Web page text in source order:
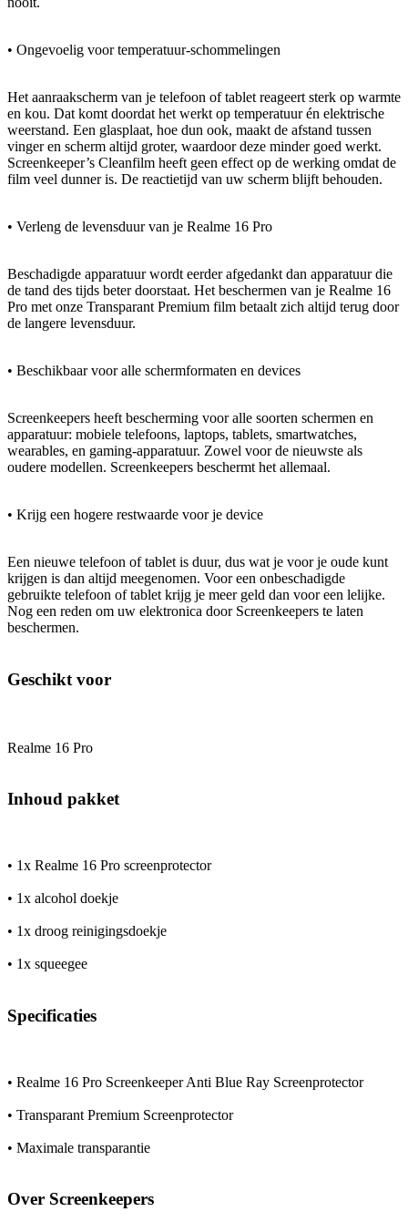
• Ongevoelig voor temperatuur-schommelingen
Het aanraakscherm van je telefoon of tablet reageert sterk op warmte
en kou. Dat komt doordat het werkt op temperatuur én elektrische
weerstand. Een glasplaat, hoe dun ook, maakt de afstand tussen
vinger en scherm altijd groter, waardoor deze minder goed werkt.
Screenkeeper’s Cleanfilm heeft geen effect op de werking omdat de
film veel dunner is. De reactietijd van uw scherm blijft behouden.
• Verleng de levensduur van je Realme 16 Pro
Beschadigde apparatuur wordt eerder afgedankt dan apparatuur die
de tand des tijds beter doorstaat. Het beschermen van je Realme 16
Pro met onze Transparant Premium film betaalt zich altijd terug door
de langere levensduur.
• Beschikbaar voor alle schermformaten en devices
Screenkeepers heeft bescherming voor alle soorten schermen en
apparatuur: mobiele telefoons, laptops, tablets, smartwatches,
wearables, en gaming-apparatuur. Zowel voor de nieuwste als
oudere modellen. Screenkeepers beschermt het allemaal.
• Krijg een hogere restwaarde voor je device
Een nieuwe telefoon of tablet is duur, dus wat je voor je oude kunt
krijgen is dan altijd meegenomen. Voor een onbeschadigde
gebruikte telefoon of tablet krijg je meer geld dan voor een lelijke.
Nog een reden om uw elektronica door Screenkeepers te laten
beschermen.
Geschikt voor
Realme 16 Pro
Inhoud pakket
• 1x Realme 16 Pro screenprotector
• 1x alcohol doekje
• 1x droog reinigingsdoekje
• 1x squeegee
Specificaties
• Realme 16 Pro Screenkeeper Anti Blue Ray Screenprotector
• Transparant Premium Screenprotector
• Maximale transparantie
Over Screenkeepers